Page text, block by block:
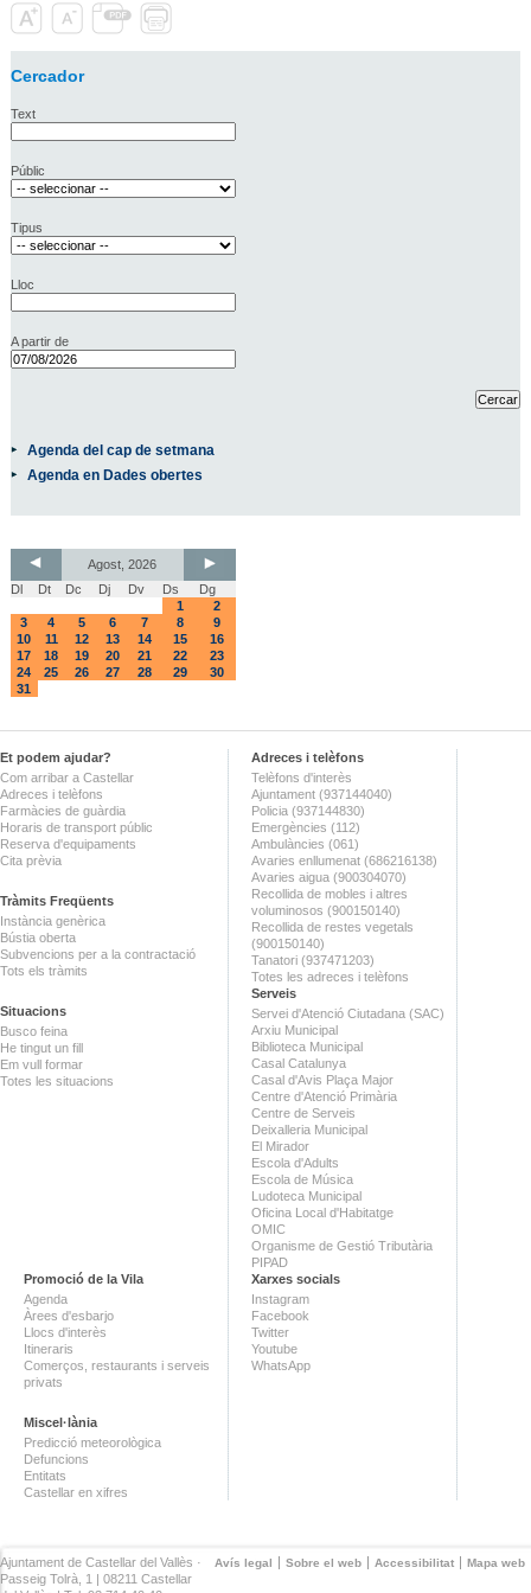
Cercador
Text
Públic
Tipus
Lloc
A partir de
Agenda del cap de setmana
Agenda en Dades obertes
Agost, 2026
Dl
Dt Dc Dj Dv Ds
Dg
1
2
3
4 5 6 7 8
9
10
11 12 13 14 15
16
17
18 19 20 21 22
23
24
25 26 27 28 29
30
31
Et podem ajudar?
Com arribar a Castellar
Adreces i telèfons
Farmàcies de guàrdia
Horaris de transport públic
Reserva d'equipaments
Cita prèvia
Tràmits Freqüents
Instància genèrica
Bústia oberta
Subvencions per a la contractació
Tots els tràmits
Situacions
Busco feina
He tingut un fill
Em vull formar
Totes les situacions
Adreces i telèfons
Telèfons d'interès
Ajuntament (937144040)
Policia (937144830)
Emergències (112)
Ambulàncies (061)
Avaries enllumenat (686216138)
Avaries aigua (900304070)
Recollida de mobles i altres
voluminosos (900150140)
Recollida de restes vegetals
(900150140)
Tanatori (937471203)
Totes les adreces i telèfons
Serveis
Servei d'Atenció Ciutadana (SAC)
Arxiu Municipal
Biblioteca Municipal
Casal Catalunya
Casal d'Avis Plaça Major
Centre d'Atenció Primària
Centre de Serveis
Deixalleria Municipal
El Mirador
Escola d'Adults
Escola de Música
Ludoteca Municipal
Oficina Local d'Habitatge
OMIC
Organisme de Gestió Tributària
PIPAD
Promoció de la Vila
Agenda
Àrees d'esbarjo
Llocs d'interès
Itineraris
Comerços, restaurants i serveis
privats
Miscel·lània
Predicció meteorològica
Defuncions
Entitats
Castellar en xifres
Xarxes socials
Instagram
Facebook
Twitter
Youtube
WhatsApp
Avís legal Sobre el web Accessibilitat Mapa web
Ajuntament de Castellar del Vallès ·
Passeig Tolrà, 1 | 08211 Castellar